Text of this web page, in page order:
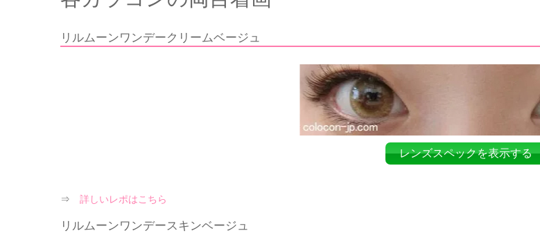
リルムーンワンデークリームベージュ
レンズスペックを表示する
⇒ 詳しいレポはこちら
リルムーンワンデースキンベージュ